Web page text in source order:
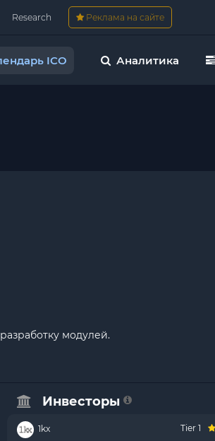
Research Реклама на сайте
ICO Аналитика
модулей.
Инвесторы
1kx Tier 1